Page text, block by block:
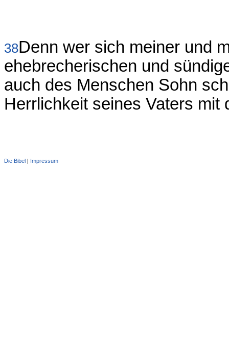
38Denn wer sich meiner und
ehebrecherischen und
auch des Menschen Sohn
Herrlichkeit seines Vaters mit
Die Bibel | Impressum